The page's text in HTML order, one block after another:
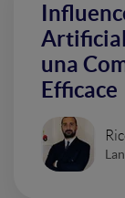
una
Efficace